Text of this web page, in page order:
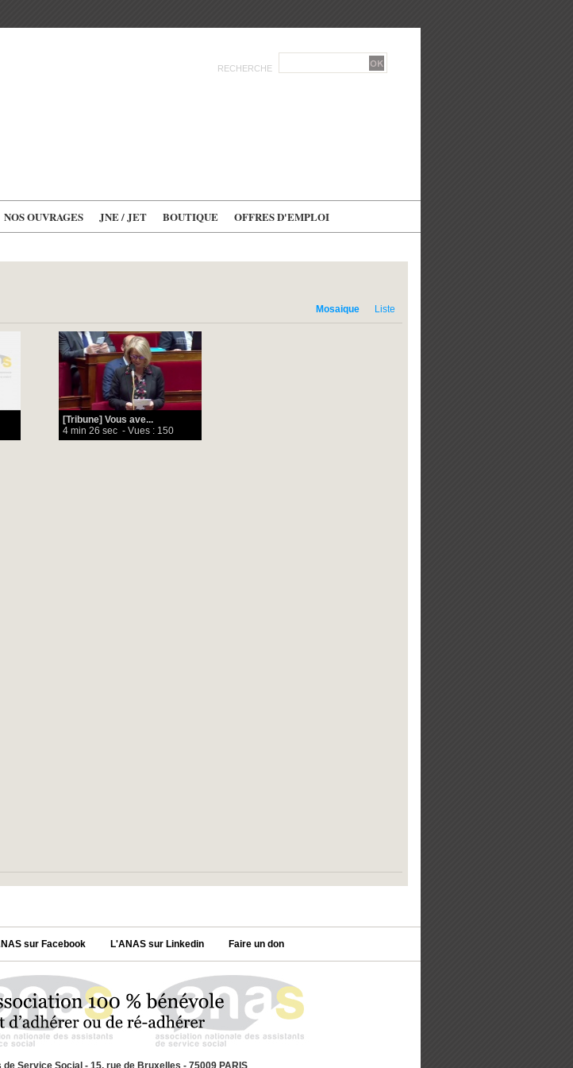
RECHERCHE
NOS OUVRAGES JNE / JET BOUTIQUE OFFRES D'EMPLOI
Liste
Mosaique
[Tribune] Vous ave...
4 min 26 sec - Vues : 150
sur Facebook L'ANAS sur Linkedin Faire un don
Service Social - 15, rue de Bruxelles - 75009 PARIS